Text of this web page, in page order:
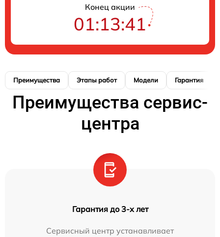
Конец акции
01:13:41
Преимущества Этапы работ Модели Гарантия
Преимущества сервис-
центра
Гарантия до 3-х лет
Сервисный центр устанавливает